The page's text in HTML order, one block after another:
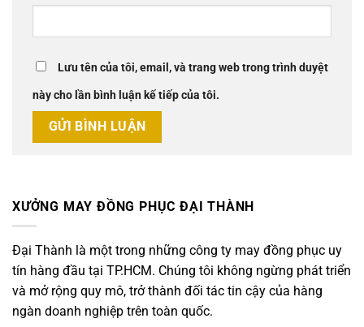
Lưu tên của tôi, email, và trang web trong trình duyệt
này cho lần bình luận kế tiếp của tôi.
XƯỞNG MAY ĐỒNG PHỤC ĐẠI THÀNH
Đại Thành là một trong những công ty may đồng phục uy
tín hàng đầu tại TP.HCM. Chúng tôi không ngừng phát triển
và mở rộng quy mô, trở thành đối tác tin cậy của hàng
ngàn doanh nghiệp trên toàn quốc.